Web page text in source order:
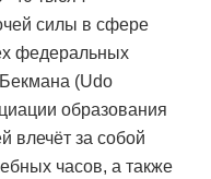
силы в сфере
федеральных
(Udo
образования
влечёт за собой
часов, а также